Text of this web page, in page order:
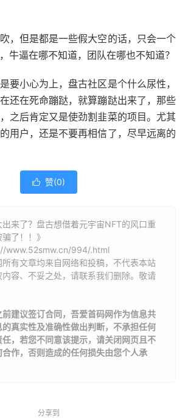
，但是都是一些假大空的话，只会一个
牛逼在哪不知道，团队在哪也不知道？
要小心为上，盘古社区是个什么尿性，
还在死命蹦跶，就算蹦跶出来了，那些
之后肯定又是使劲割韭菜的项目。尤其
用户，还是不要再相信了，尽早远离的
 赞(0)
来了？盘古想借着元宇宙NFT的风口重
了！！》
www.52smw.cn/994/.html
有文章均来自网络和投稿，不代表本站
容、不妥之处，请联系我们删除。敬请
前建议签订合同，吾爱首码网作为信息共
真实性及准确性做出判断，不承担任何
，若您不同意该提示，请关闭网页且不
作，否则造成的任何损失由您个人承
分享到